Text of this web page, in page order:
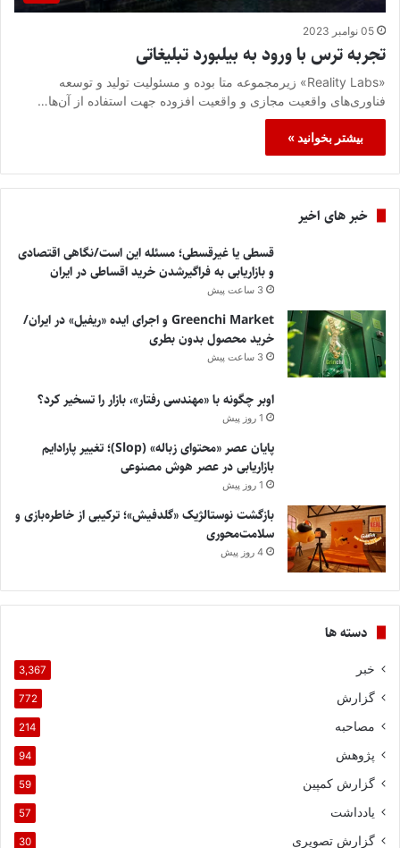
05 نوامبر 2023
تجربه ترس با ورود به بیلبورد تبلیغاتی
«Reality Labs» زیرمجموعه متا بوده و مسئولیت تولید و توسعه
فناوری‌های واقعیت مجازی و واقعیت افزوده جهت استفاده از آن‌ها…
بیشتر بخوانید »
خبر های اخیر
قسطی یا غیرقسطی؛ مسئله این است/نگاهی اقتصادی
و بازاریابی به فراگیرشدن خرید اقساطی در ایران
3 ساعت پیش
Greenchi Market و اجرای ایده «ریفیل» در ایران/
خرید محصول بدون بطری
3 ساعت پیش
اوبر چگونه با «مهندسی رفتار»، بازار را تسخیر کرد؟
1 روز پیش
پایان عصر «محتوای زباله» (Slop)؛ تغییر پارادایم
بازاریابی در عصر هوش مصنوعی
1 روز پیش
بازگشت نوستالژیک «گلدفیش»؛ ترکیبی از خاطره‌بازی و
سلامت‌محوری
4 روز پیش
دسته ها
خبر 3,367
گزارش 772
مصاحبه 214
پژوهش 94
گزارش کمپین 59
یادداشت 57
گزارش تصویری 30